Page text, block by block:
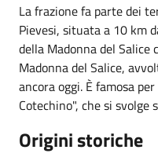
La frazione fa parte dei
Pievesi, situata a 10 km
della Madonna del
Madonna del Salice,
ancora oggi. È famosa
Cotechino", che si svolge
Origini storiche